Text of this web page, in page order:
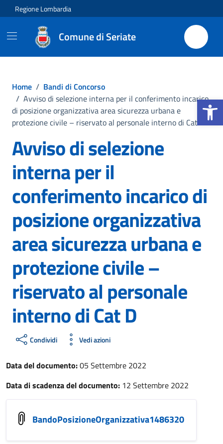
Apri la
Vai ai contenuti
Vai al footer
Regione Lombardia
Comune di Seriate
Home / Bandi di Concorso
/ Avviso di selezione interna per il conferimento incarico
di posizione organizzativa area sicurezza urbana e
protezione civile – riservato al personale interno di Cat D
Avviso di selezione
interna per il
conferimento incarico di
posizione organizzativa
area sicurezza urbana e
protezione civile –
riservato al personale
interno di Cat D
Condividi Vedi azioni
Data del documento:05 Settembre 2022
Data di scadenza del documento: 12 Settembre 2022
BandoPosizioneOrganizzativa1486320